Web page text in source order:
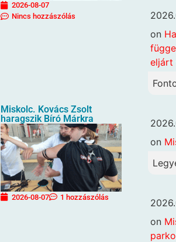
2026-08-07
Nincs hozzászólás
Miskolc. Kovács Zsolt
haragszik Bíró Márkra
2026-08-07 1 hozzászólás
on
eljárt
on
on